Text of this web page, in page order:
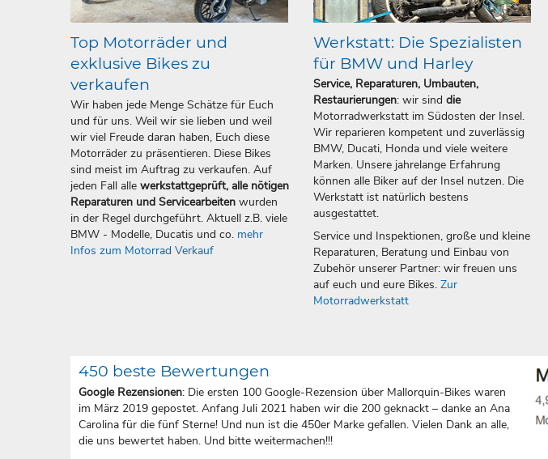
Top Motorräder und
exklusive Bikes zu
verkaufen
Wir haben jede Menge Schätze für Euch
und für uns. Weil wir sie lieben und weil
wir viel Freude daran haben, Euch diese
Motorräder zu präsentieren. Diese Bikes
sind meist im Auftrag zu verkaufen. Auf
jeden Fall alle werkstattgeprüft, alle nötigen
Reparaturen und Servicearbeiten wurden
in der Regel durchgeführt. Aktuell z.B. viele
BMW - Modelle, Ducatis und co. mehr
Infos zum Motorrad Verkauf
Werkstatt: Die Spezialisten
für BMW und Harley
Service, Reparaturen, Umbauten,
Restaurierungen: wir sinddie
Motorradwerkstatt im Südosten der Insel.
Wir reparieren kompetent und zuverlässig
BMW, Ducati, Honda und viele weitere
Marken. Unsere jahrelange Erfahrung
können alle Biker auf der Insel nutzen. Die
Werkstatt ist natürlich bestens
ausgestattet.
Service und Inspektionen, große und kleine
Reparaturen, Beratung und Einbau von
Zubehör unserer Partner: wir freuen uns
auf euch und eure Bikes.Zur
Motorradwerkstatt
450 beste Bewertungen
Google Rezensionen: Die ersten 100 Google-Rezension über Mallorquin-Bikes waren
im März 2019 gepostet. Anfang Juli 2021 haben wir die 200 geknackt – danke an Ana
Carolina für die fünf Sterne! Und nun ist die 450er Marke gefallen. Vielen Dank an alle,
die uns bewertet haben. Und bitte weitermachen!!!